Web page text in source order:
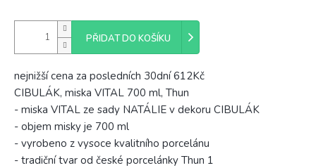
PŘIDAT DO KOŠÍKU
nejnižší cena za posledních 30dní 612Kč
CIBULÁK, miska VITAL 700 ml, Thun
- miska VITAL ze sady NATÁLIE v dekoru CIBULÁK
- objem misky je 700 ml
- vyrobeno z vysoce kvalitního porcelánu
- tradiční tvar od české porcelánky Thun 1